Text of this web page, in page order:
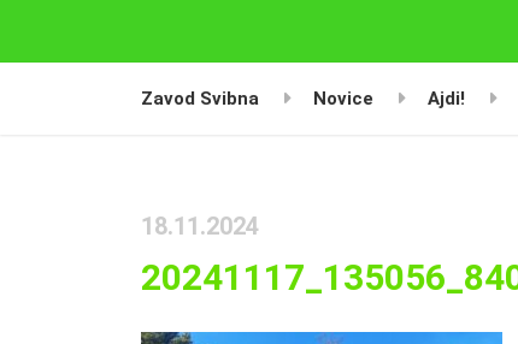
Zavod Svibna Novice Ajdi!
18.11.2024